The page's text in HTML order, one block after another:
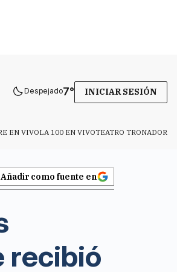
Despejado7° INICIAR SESIÓN
EN VIVOLA 100 EN VIVOTEATRO TRONADOR
Añadir como fuente en
recibió